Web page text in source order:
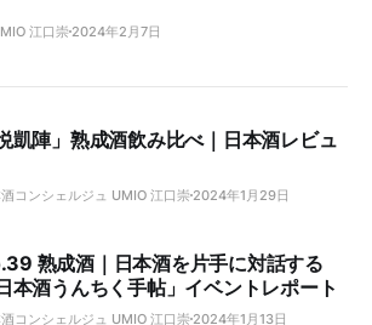
江口崇 2024年2月7日
凱陣」熟成酒飲み比べ｜日本酒レビュ
コンシェルジュ UMIO 江口崇 2024年1月29日
熟成酒｜日本酒を片手に対話する
本酒うんちく手帖」イベントレポート
コンシェルジュ UMIO 江口崇 2024年1月13日